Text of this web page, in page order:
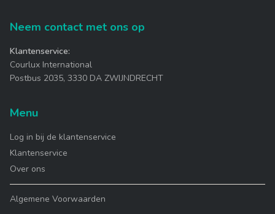
Neem contact met ons op
Klantenservice:
Courlux International
Postbus 2035, 3330 DA ZWIJNDRECHT
Menu
Log in bij de klantenservice
Klantenservice
Over ons
Algemene Voorwaarden